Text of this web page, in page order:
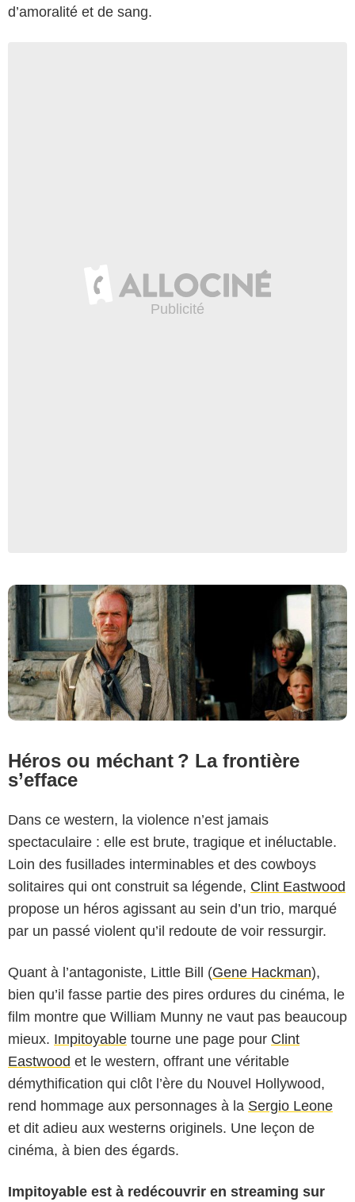
d’amoralité et de sang.
Héros ou méchant ? La frontière
s’efface
Dans ce western, la violence n’est jamais
spectaculaire : elle est brute, tragique et inéluctable.
Loin des fusillades interminables et des cowboys
solitaires qui ont construit sa légende, Clint Eastwood
propose un héros agissant au sein d’un trio, marqué
par un passé violent qu’il redoute de voir ressurgir.
Quant à l’antagoniste, Little Bill (Gene Hackman),
bien qu’il fasse partie des pires ordures du cinéma, le
film montre que William Munny ne vaut pas beaucoup
mieux. Impitoyable tourne une page pour Clint
Eastwood et le western, offrant une véritable
démythification qui clôt l’ère du Nouvel Hollywood,
rend hommage aux personnages à la Sergio Leone
et dit adieu aux westerns originels. Une leçon de
cinéma, à bien des égards.
Impitoyable est à redécouvrir en streaming sur